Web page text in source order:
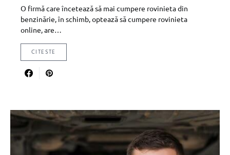
O firmă care încetează să mai cumpere rovinieta din
benzinărie, în schimb, optează să cumpere rovinieta
online, are…
CITESTE